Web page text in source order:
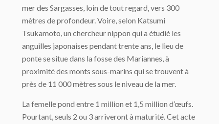
mer des Sargasses, loin de tout regard, vers 300
mètres de profondeur. Voire, selon Katsumi
Tsukamoto, un chercheur nippon qui a étudié les
anguilles japonaises pendant trente ans, le lieu de
ponte se situe dans la fosse des Mariannes, à
proximité des monts sous-marins qui se trouvent à
près de 11 000 mètres sous le niveau de la mer.
La femelle pond entre 1 million et 1,5 million d’œufs.
Pourtant, seuls 2 ou 3 arriveront à maturité. Cet acte